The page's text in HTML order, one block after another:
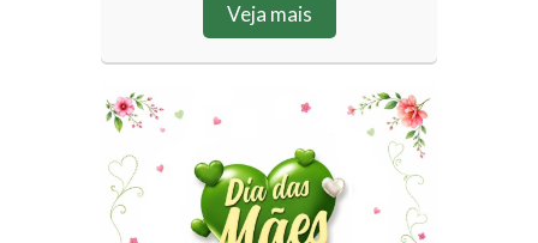
Veja mais